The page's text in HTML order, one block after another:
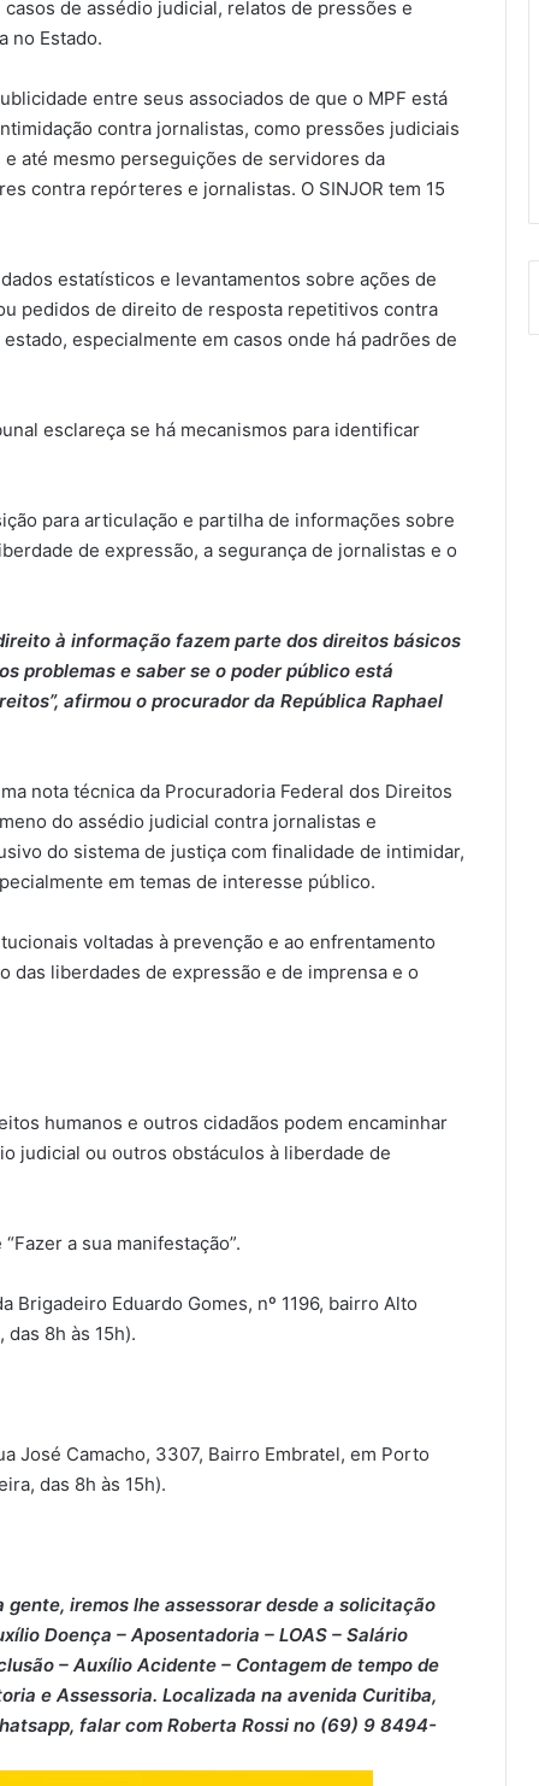
de assédio judicial, relatos de pressões e
no Estado.
entre seus associados de que o MPF está
contra jornalistas, como pressões judiciais
até mesmo perseguições de servidores da
contra repórteres e jornalistas. O SINJOR tem 15
estatísticos e levantamentos sobre ações de
pedidos de direito de resposta repetitivos contra
especialmente em casos onde há padrões de
esclareça se há mecanismos para identificar
para articulação e partilha de informações sobre
de expressão, a segurança de jornalistas e o
à informação fazem parte dos direitos básicos
problemas e saber se o poder público está
afirmou o procurador da República Raphael
nota técnica da Procuradoria Federal dos Direitos
do assédio judicial contra jornalistas e
do sistema de justiça com finalidade de intimidar,
em temas de interesse público.
voltadas à prevenção e ao enfrentamento
das liberdades de expressão e de imprensa e o
humanos e outros cidadãos podem encaminhar
judicial ou outros obstáculos à liberdade de
a sua manifestação”.
Brigadeiro Eduardo Gomes, nº 1196, bairro Alto
das 8h às 15h).
José Camacho, 3307, Bairro Embratel, em Porto
das 8h às 15h).
gente, iremos lhe assessorar desde a solicitação
Doença – ⁠Aposentadoria – ⁠LOAS – ⁠Salário
– ⁠Auxílio Acidente – ⁠Contagem de tempo de
e Assessoria. Localizada na avenida Curitiba,
falar com Roberta Rossi no (69) 9 8494-